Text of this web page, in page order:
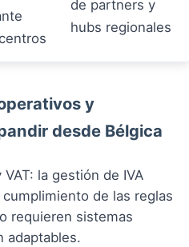
de partners y
hubs regionales
y
desde Bélgica
VAT: la gestión de IVA
de las reglas
requieren sistemas
adaptables.